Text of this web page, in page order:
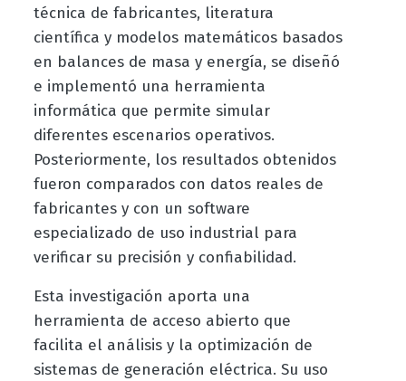
técnica de fabricantes, literatura
científica y modelos matemáticos basados
en balances de masa y energía, se diseñó
e implementó una herramienta
informática que permite simular
diferentes escenarios operativos.
Posteriormente, los resultados obtenidos
fueron comparados con datos reales de
fabricantes y con un software
especializado de uso industrial para
verificar su precisión y confiabilidad.
Esta investigación aporta una
herramienta de acceso abierto que
facilita el análisis y la optimización de
sistemas de generación eléctrica. Su uso